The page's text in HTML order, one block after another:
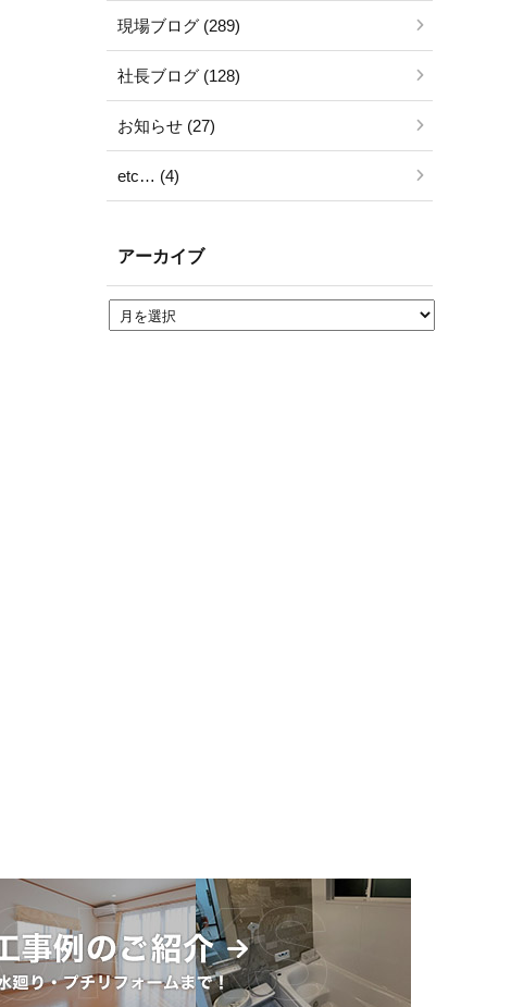
現場ブログ (289)
社長ブログ (128)
お知らせ (27)
etc… (4)
アーカイブ